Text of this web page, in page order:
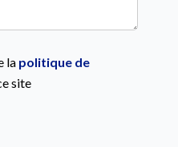
la politique de
site